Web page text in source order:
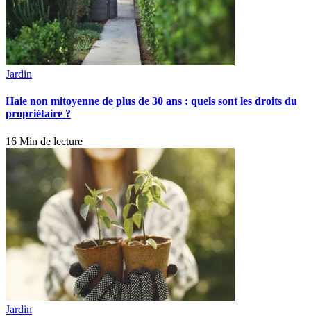
Jardin
Haie non mitoyenne de plus de 30 ans : quels sont les droits du
propriétaire ?
16 Min de lecture
Jardin